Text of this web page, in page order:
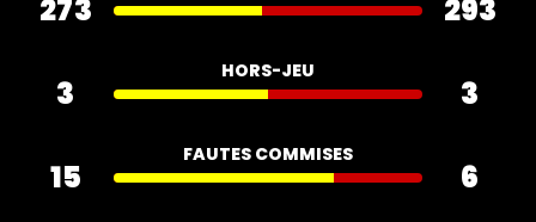
273 293
HORS-JEU
3 3
FAUTES COMMISES
15 6